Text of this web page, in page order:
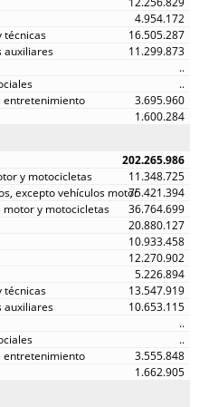
4.954.172
16.505.287
11.299.873
..
..
3.695.960
1.600.284
202.265.986
11.348.725
75.421.394
36.764.699
20.880.127
10.933.458
12.270.902
5.226.894
13.547.919
10.653.115
..
..
3.555.848
1.662.905